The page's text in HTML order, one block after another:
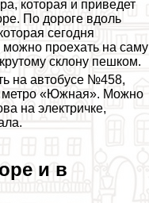
которая и приведет
По дороге вдоль
сегодня
можно проехать на саму
склону пешком.
на автобусе №458,
метро «Южная». Можно
на электричке,
и в